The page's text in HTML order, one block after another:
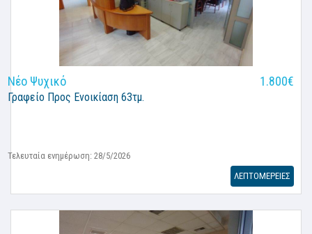
Νέο Ψυχικό 1.800€
Γραφείο Προς Ενοικίαση 63τμ.
Τελευταία ενημέρωση: 28/5/2026
ΛΕΠΤΟΜΕΡΕΙΕΣ